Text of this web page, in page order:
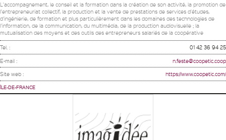
L'accompagnement, le conseil et la formation dans la création de son activité, la promotion de
l'entrepreneuriat collectif, la production et la vente de prestations de services d'études,
d'ingénierie, de formation et plus particulièrement dans les domaines des technologies de
l'information, de la communication, du multimédia, de la production audiovisuelle ; la
mutualisation des moyens et des outils des entrepreneurs salariés de la coopérative
Tel. : 01 42 36 94 25
E-mail : n.feste@coopetic.coop
Site web : https://www.coopetic.com/
ÎLE-DE-FRANCE